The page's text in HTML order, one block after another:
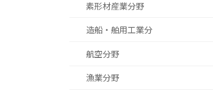
素形材産業分野
造船・舶用工業分
航空分野
漁業分野